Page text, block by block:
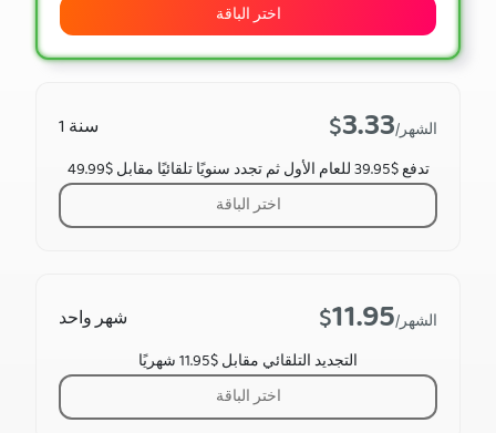
شهر واحد $11.95 /الشهر
التجديد التلقائي مقابل $11.95 شهريًا
اختر الباقة
اختر الباقة
1 سنة $3.33 /الشهر
تدفع $39.95 للعام الأول ثم تجدد سنويًا تلقائيًا مقابل $49.99
اختر الباقة